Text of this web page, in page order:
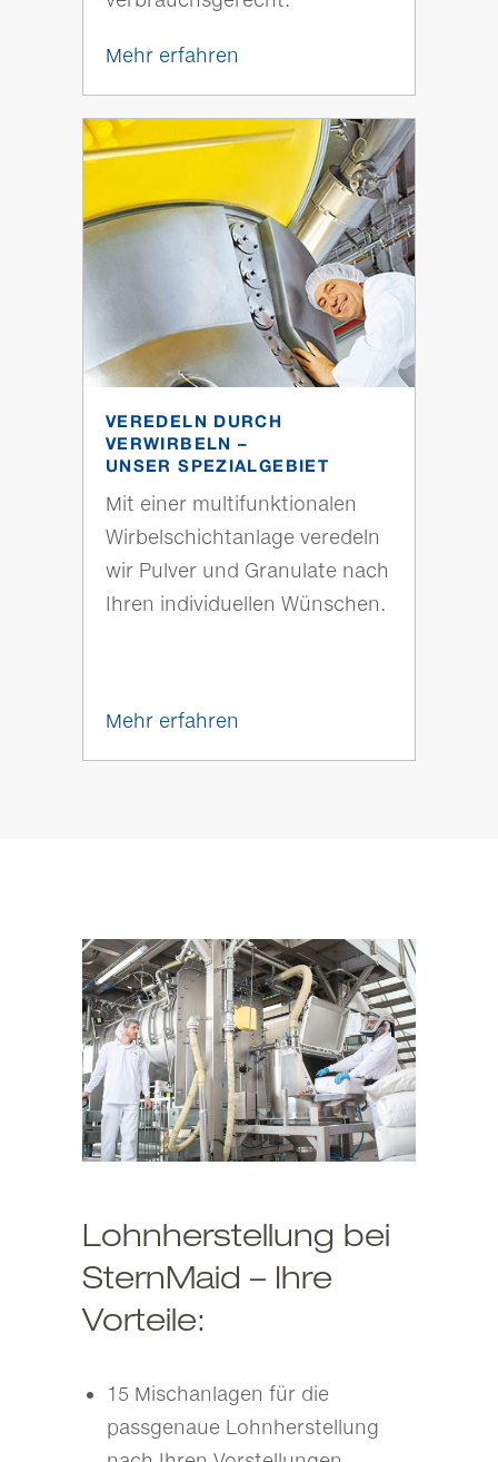
Mehr erfahren
VEREDELN DURCH
VERWIRBELN –
UNSER SPEZIALGEBIET
Mit einer multifunktionalen
Wirbelschichtanlage veredeln
wir Pulver und Granulate nach
Ihren individuellen Wünschen.
Mehr erfahren
Lohnherstellung bei
SternMaid – Ihre
Vorteile:
15 Mischanlagen für die
passgenaue Lohnherstellung